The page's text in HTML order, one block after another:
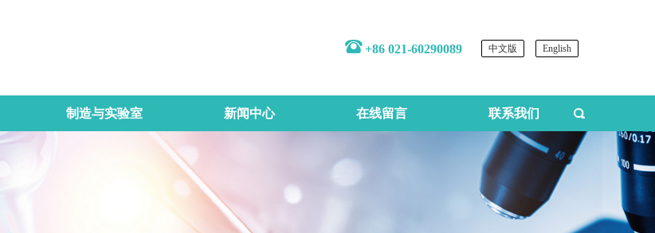
+86 021-60290089 中文版 English
制造与实验室 新闻中心 在线留言 联系我们